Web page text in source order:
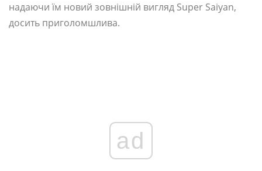
надаючи їм новий зовнішній вигляд Super Saiyan,
досить приголомшлива.
ad